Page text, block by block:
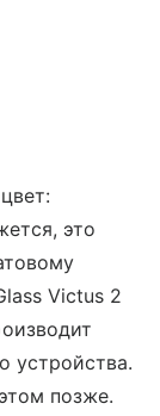
это
Victus 2
устройства.
позже.